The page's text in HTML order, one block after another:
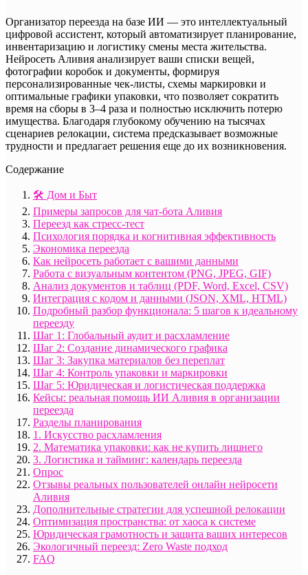
Организатор переезда на базе ИИ — это интеллектуальный
цифровой ассистент, который автоматизирует планирование,
инвентаризацию и логистику смены места жительства.
Нейросеть Аливия анализирует ваши списки вещей,
фотографии коробок и документы, формируя
персонализированные чек-листы, схемы маркировки и
оптимальные графики упаковки, что позволяет сократить
время на сборы в 3–4 раза и полностью исключить потерю
имущества. Благодаря глубокому обучению на тысячах
сценариев релокации, система предсказывает возможные
трудности и предлагает решения еще до их возникновения.
Содержание
🛠️ Дом и Быт
Примеры запросов для чат-бота Аливия
Переезд как стресс-тест
Психология порядка и когнитивная эффективность
Экономика переезда
Как нейросеть работает с вашими данными
Работа с визуальным контентом (PNG, JPEG, GIF)
Анализ документов и таблиц (PDF, Word, Excel, CSV)
Интеграция с кодом и данными (JSON, XML, HTML)
Подробный разбор функционала: 5 шагов к идеальному
переезду
Шаг 1: Глобальный аудит и расхламление
Шаг 2: Создание динамического графика
Шаг 3: Закупка материалов без переплат
Шаг 4: Контроль упаковки и маркировки
Шаг 5: Юридическая и логистическая поддержка
Кейсы: реальная помощь ИИ Аливия в организации
переезда
Разделы планирования
1. Искусство расхламления
2. Математика упаковки: как не купить лишнего
3. Логистика и тайминг: календарь переезда
Опрос
Отзывы реальных пользователей онлайн нейросети
Аливия
Дополнительные стратегии для успешной релокации
Оптимизация пространства: от хаоса к системе
Юридическая грамотность и защита ваших интересов
Экологичный переезд: Zero Waste подход
FAQ